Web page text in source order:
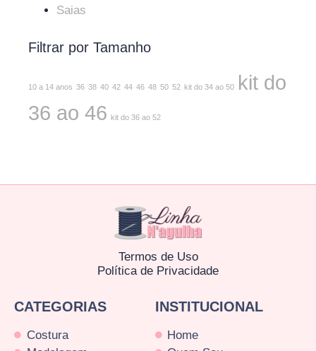
Saias
Filtrar por Tamanho
10 a 14 anos 36 38 40 42 44 46 48 50 52 kit do 34 ao 50 kit do
36 ao 46 kit do 36 ao 52
Termos de Uso
Política de Privacidade
CATEGORIAS
Costura
INSTITUCIONAL
Home